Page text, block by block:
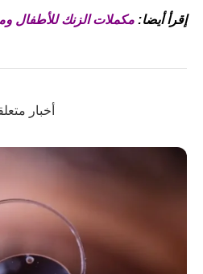
إقرأ أيضا: مكملات الزنك للأطفال
أخبار